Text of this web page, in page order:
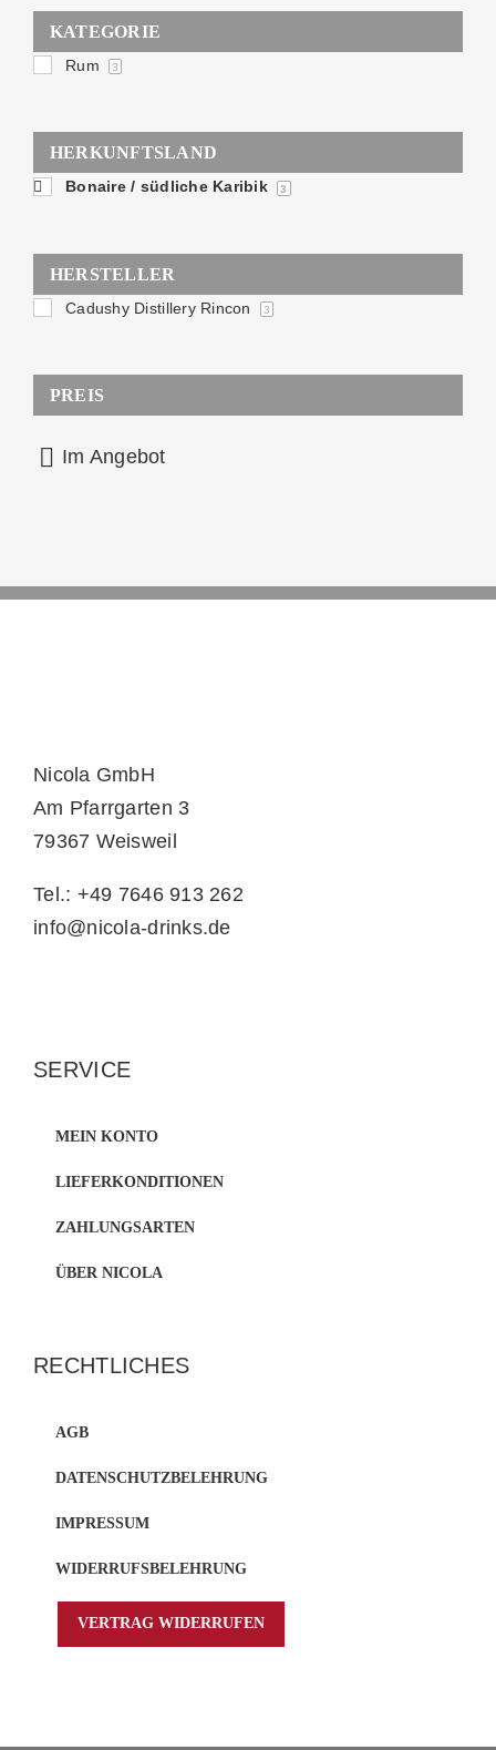
KATEGORIE
Rum 3
HERKUNFTSLAND
Bonaire / südliche Karibik 3
HERSTELLER
Cadushy Distillery Rincon 3
PREIS
Im Angebot
Nicola GmbH
Am Pfarrgarten 3
79367 Weisweil
Tel.: +49 7646 913 262
info@nicola-drinks.de
SERVICE
MEIN KONTO
LIEFERKONDITIONEN
ZAHLUNGSARTEN
ÜBER NICOLA
RECHTLICHES
AGB
DATENSCHUTZBELEHRUNG
IMPRESSUM
WIDERRUFSBELEHRUNG
VERTRAG WIDERRUFEN